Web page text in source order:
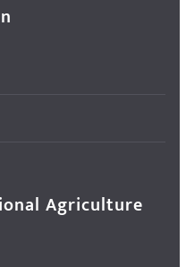
Agriculture